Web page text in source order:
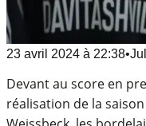
23 avril 2024 à 22:38•
Devant au score en
réalisation de la